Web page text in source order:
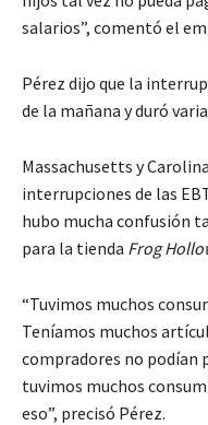
salarios”, comentó el
Pérez dijo que la
de la mañana y duró
Massachusetts y
interrupciones de las
hubo mucha confusión
para la tienda Frog
“Tuvimos muchos
Teníamos muchos
compradores no podían
tuvimos muchos
eso”, precisó Pérez.